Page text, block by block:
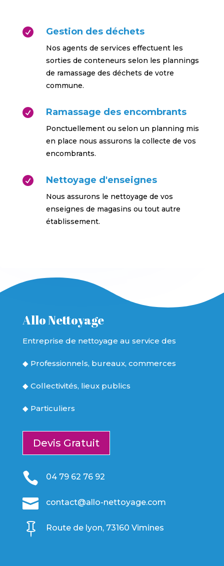
 Gestion des déchets
Nos agents de services effectuent les
sorties de conteneurs selon les plannings
de ramassage des déchets de votre
commune.
 Ramassage des encombrants
Ponctuellement ou selon un planning mis
en place nous assurons la collecte de vos
encombrants.
 Nettoyage d'enseignes
Nous assurons le nettoyage de vos
enseignes de magasins ou tout autre
établissement.
Allo Nettoyage
Entreprise de nettoyage au service des
◆ Professionnels, bureaux, commerces
◆ Collectivités, lieux publics
◆ Particuliers
Devis Gratuit
 04 79 62 76 92
 contact@allo-nettoyage.com
 Route de lyon, 73160 Vimines